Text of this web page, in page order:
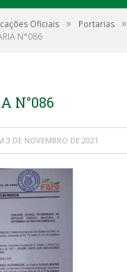
Oficiais » Portarias »
N°086
N°086
3 DE NOVEMBRO DE 2021